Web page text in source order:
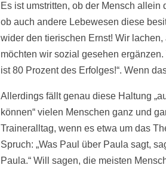
Es ist umstritten, ob der Mensch
ob auch andere Lebewesen diese
wider den tierischen Ernst! Wir
möchten wir sozial gesehen
ist 80 Prozent des Erfolges!“. Wenn
Allerdings fällt genau diese Haltung
können“ vielen Menschen ganz und
Traineralltag, wenn es etwa um das
Spruch: „Was Paul über Paula sagt,
Paula.“ Will sagen, die meisten